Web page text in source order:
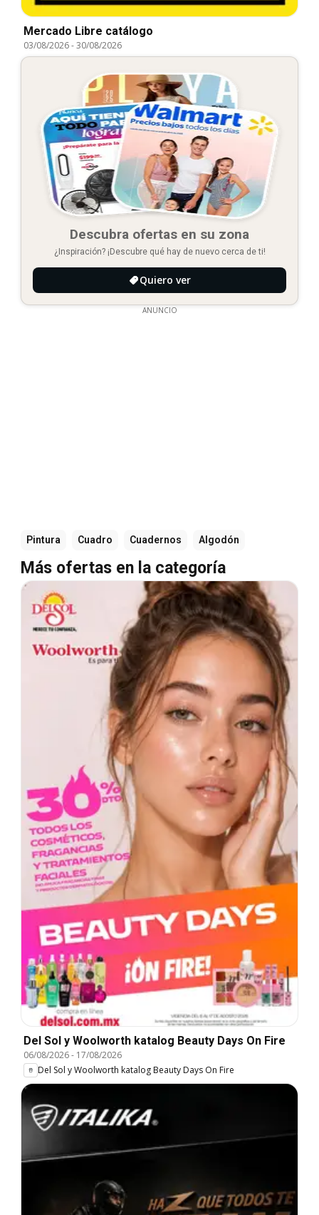
Mercado Libre catálogo
03/08/2026-30/08/2026
Descubra ofertas en su zona
¿Inspiración? ¡Descubre qué hay de nuevo cerca de ti!
Quiero ver
ANUNCIO
Pintura Cuadro Cuadernos Algodón
Más ofertas en la categoría
Del Sol y Woolworth katalog Beauty Days On Fire
06/08/2026- 17/08/2026
Del Sol y Woolworth katalog Beauty Days On Fire